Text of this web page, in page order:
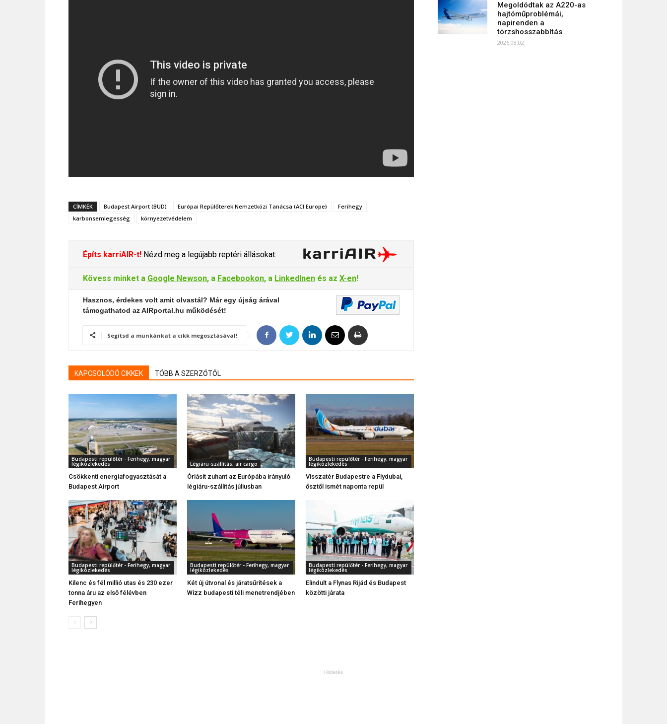
CÍMKÉK Budapest Airport (BUD) Európai Repülőterek Nemzetközi Tanácsa (ACI Europe)
Ferihegy
karbonsemlegesség
környezetvédelem
Építs karriAIR-t! Nézd meg a legújabb reptéri állásokat:
Kövess minket a Google Newson, a Facebookon, a LinkedInen és az X-en!
Hasznos, érdekes volt amit olvastál? Már egy újság árával
támogathatod az AIRportal.hu működését!
Segítsd a munkánkat a cikk megosztásával!
KAPCSOLÓDÓ CIKKEK TÖBB A SZERZŐTŐL
Budapesti repülőtér - Ferihegy, magyar
légiközlekedés
Csökkenti energiafogyasztását a
Budapest Airport
Légiáru-szállítás, air cargo
Óriásit zuhant az Európába irányuló
légiáru-szállítás júliusban
Budapesti repülőtér - Ferihegy, magyar
légiközlekedés
Visszatér Budapestre a Flydubai,
ősztől ismét naponta repül
Budapesti repülőtér - Ferihegy, magyar
légiközlekedés
Kilenc és fél millió utas és 230 ezer
tonna áru az első félévben
Ferihegyen
Budapesti repülőtér - Ferihegy, magyar
légiközlekedés
Két új útvonal és járatsűrítések a
Wizz budapesti téli menetrendjében
Budapesti repülőtér - Ferihegy, magyar
légiközlekedés
Elindult a Flynas Rijád és Budapest
közötti járata
Megoldódtak az A220-as
hajtóműproblémái,
napirenden a
törzshosszabbítás
2026.08.02.
Hirdetés